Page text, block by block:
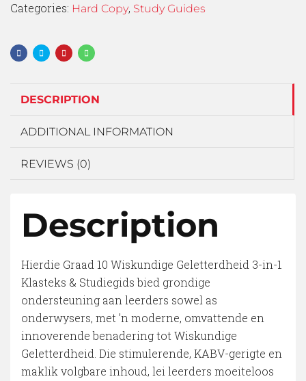
Categories: Hard Copy, Study Guides
DESCRIPTION
ADDITIONAL INFORMATION
REVIEWS (0)
Description
Hierdie Graad 10 Wiskundige Geletterdheid 3-in-1
Klasteks & Studiegids bied grondige
ondersteuning aan leerders sowel as
onderwysers, met ’n moderne, omvattende en
innoverende benadering tot Wiskundige
Geletterdheid. Die stimulerende, KABV-gerigte en
maklik volgbare inhoud, lei leerders moeiteloos